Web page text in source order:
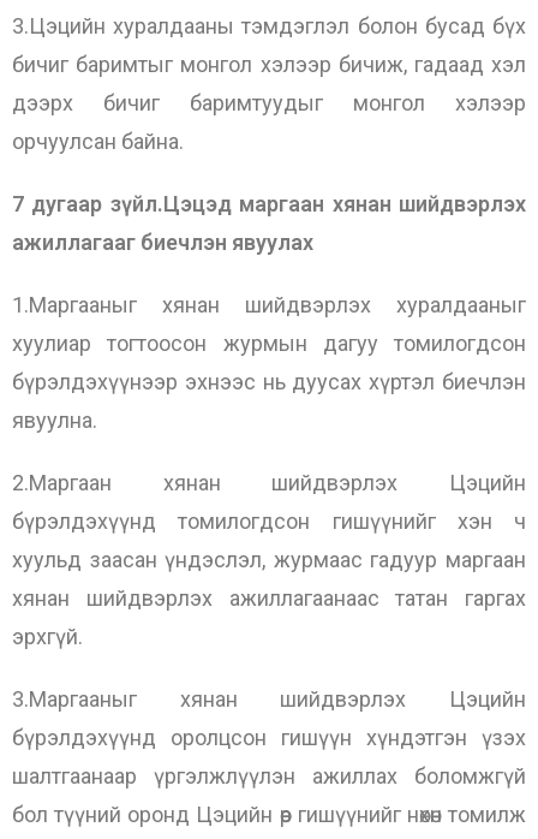
3.Цэцийн хуралдааны тэмдэглэл болон бусад бүх
бичиг баримтыг монгол хэлээр бичиж, гадаад хэл
дээрх бичиг баримтуудыг монгол хэлээр
орчуулсан байна.
7 дугаар зүйл.Цэцэд маргаан хянан шийдвэрлэх
ажиллагааг биечлэн явуулах
1.Маргааныг хянан шийдвэрлэх хуралдааныг
хуулиар тогтоосон журмын дагуу томилогдсон
бүрэлдэхүүнээр эхнээс нь дуусах хүртэл биечлэн
явуулна.
2.Маргаан хянан шийдвэрлэх Цэцийн
бүрэлдэхүүнд томилогдсон гишүүнийг хэн ч
хуульд заасан үндэслэл, журмаас гадуур маргаан
хянан шийдвэрлэх ажиллагаанаас татан гаргах
эрхгүй.
3.Маргааныг хянан шийдвэрлэх Цэцийн
бүрэлдэхүүнд оролцсон гишүүн хүндэтгэн үзэх
шалтгаанаар үргэлжлүүлэн ажиллах боломжгүй
бол түүний оронд Цэцийн өөр гишүүнийг нөхөн томилж